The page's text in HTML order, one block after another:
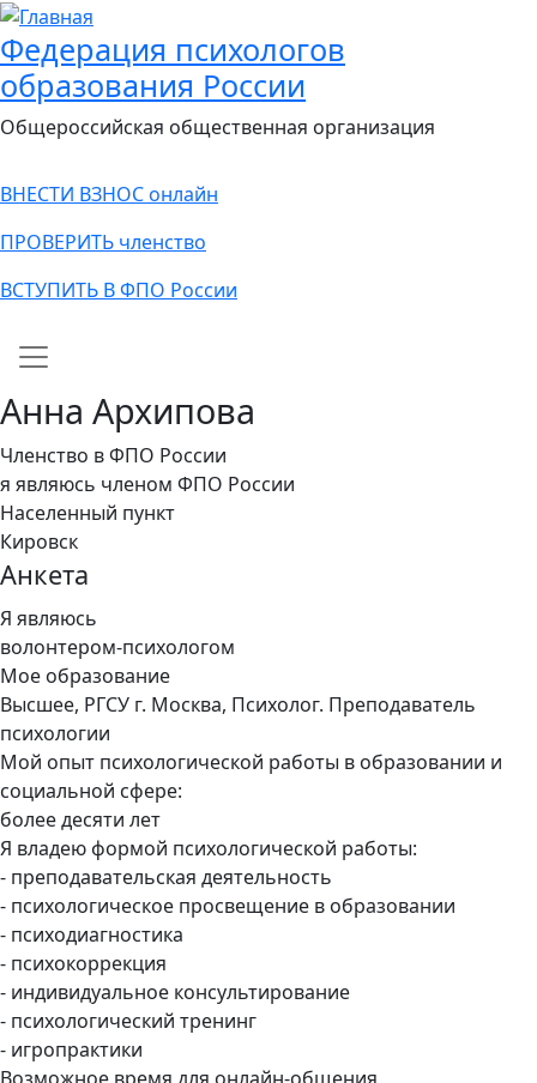
Федерация психологов
образования России
Общероссийская общественная организация
ВНЕСТИ ВЗНОС онлайн
ПРОВЕРИТЬ членство
ВСТУПИТЬ В ФПО России
Main navigation
Анна Архипова
Членство в ФПО России
я являюсь членом ФПО России
Населенный пункт
Кировск
Анкета
Я являюсь
волонтером-психологом
Мое образование
Высшее, РГСУ г. Москва, Психолог. Преподаватель
психологии
Мой опыт психологической работы в образовании и
социальной сфере:
более десяти лет
Я владею формой психологической работы:
- преподавательская деятельность
- психологическое просвещение в образовании
- психодиагностика
- психокоррекция
- индивидуальное консультирование
- психологический тренинг
- игропрактики